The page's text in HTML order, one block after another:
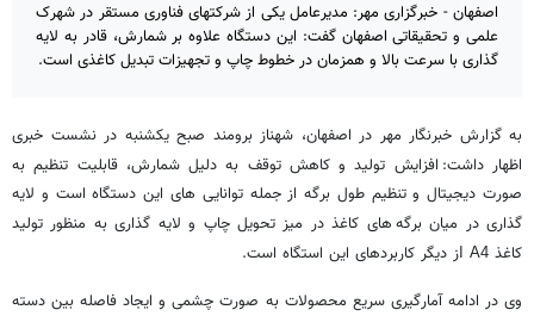
اصفهان - خبرگزاری مهر: مدیرعامل یکی از شرکتهای فناوری مستقر در شهرک
علمی و تحقیقاتی اصفهان گفت: این دستگاه علاوه بر شمارش، قادر به لایه
گذاری با سرعت بالا و همزمان در خطوط چاپ و تجهیزات تبدیل کاغذی است.
به گزارش خبرنگار مهر در اصفهان، شهناز برومند صبح یکشنبه در نشست خبری
اظهار داشت: افزایش تولید و کاهش توقف به دلیل شمارش، قابلیت تنظیم به
صورت دیجیتال و تنظیم طول برگه از جمله توانایی های این دستگاه است و لایه
گذاری در میان برگه های کاغذ در میز تحویل چاپ و لایه گذاری به منظور تولید
کاغذ
ز دیگر کاربردهای این استگاه است.
وی در ادامه آمارگیری سریع محصولات به صورت چشمی و ایجاد فاصله بین دسته